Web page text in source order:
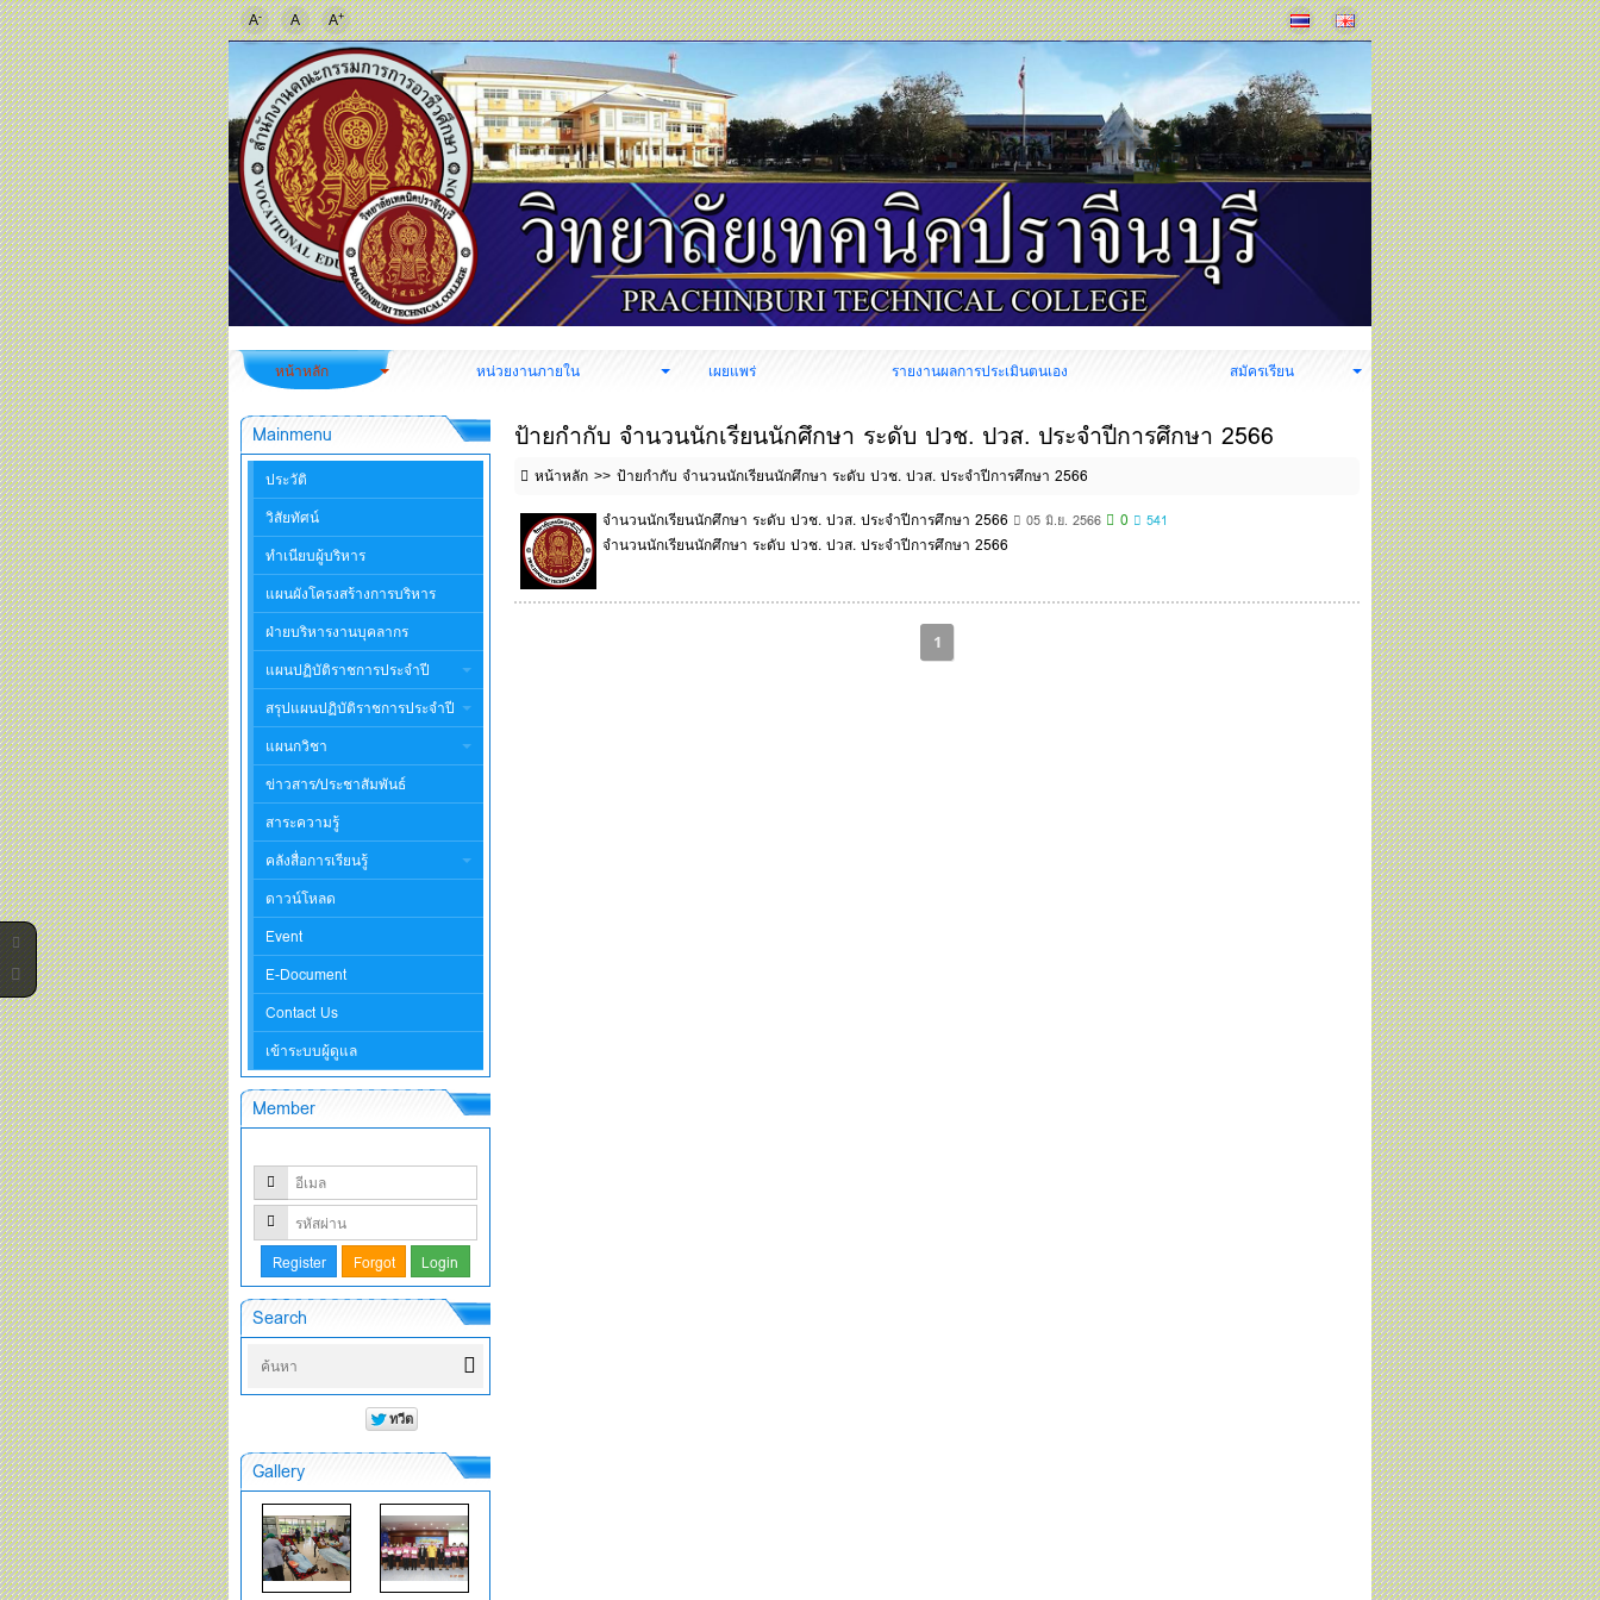
A- A A+
หน้าหลัก หน่วยงานภายใน เผยแพร่ รายงานผลการประเมินตนเอง สมัครเรียน
ป้ายกำกับ จำนวนนักเรียนนักศึกษา ระดับ ปวช. ปวส. ประจำปีการศึกษา 2566
หน้าหลัก
ป้ายกำกับ จำนวนนักเรียนนักศึกษา ระดับ ปวช. ปวส. ประจำปีการศึกษา 2566
จำนวนนักเรียนนักศึกษา ระดับ ปวช. ปวส. ประจำปีการศึกษา 2566
05 มิ.ย. 2566 0 541
จำนวนนักเรียนนักศึกษา ระดับ ปวช. ปวส. ประจำปีการศึกษา 2566
1
Mainmenu
ประวัติ
วิสัยทัศน์
ทำเนียบผู้บริหาร
แผนผังโครงสร้างการบริหาร
ฝ่ายบริหารงานบุคลากร
แผนปฏิบัติราชการประจำปี
สรุปแผนปฏิบัติราชการประจำปี
แผนกวิชา
ข่าวสาร/ประชาสัมพันธ์
สาระความรู้
คลังสื่อการเรียนรู้
ดาวน์โหลด
Event
E-Document
Contact Us
เข้าระบบผู้ดูแล
Member
Search
Gallery